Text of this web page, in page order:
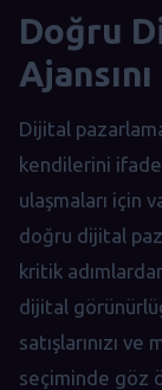
Doğru
Dijital
kendilerini
ulaşmaları için
doğru dijital
kritik
dijital
satışlarınızı
seçiminde göz